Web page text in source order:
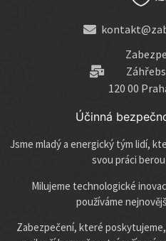
120 00
Účinná
Jsme mladý a energický tým lidí,
svou práci
Milujeme technologické
používáme
Zabezpečení, které